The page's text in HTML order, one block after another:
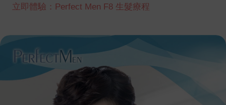
立即體驗：Perfect Men F8 生髮療程